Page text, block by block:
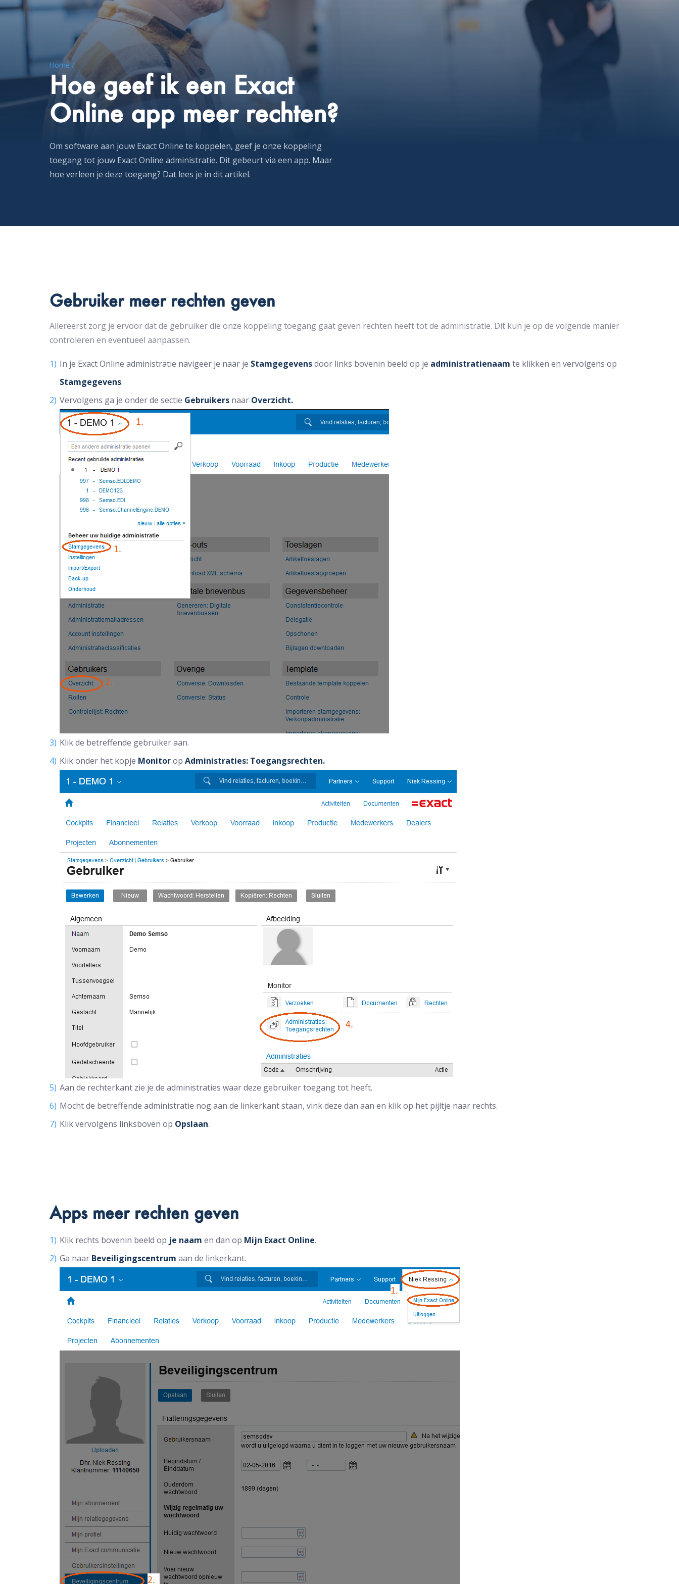
Home /
Hoe geef ik een Exact
Online app meer rechten?
Om software aan jouw Exact Online te koppelen, geef je onze koppeling
toegang tot jouw Exact Online administratie. Dit gebeurt via een app. Maar
hoe verleen je deze toegang? Dat lees je in dit artikel.
Gebruiker meer rechten geven
Allereerst zorg je ervoor dat de gebruiker die onze koppeling toegang gaat geven rechten heeft tot de administratie. Dit kun je op de volgende manier
controleren en eventueel aanpassen.
In je Exact Online administratie navigeer je naar je Stamgegevensdoor links bovenin beeld op je administratienaam te klikken en vervolgens op
Stamgegevens.
Vervolgens ga je onder de sectie Gebruikers naar Overzicht.
Klik de betreffende gebruiker aan.
Klik onder het kopje Monitorop Administraties: Toegangsrechten.
Aan de rechterkant zie je de administraties waar deze gebruiker toegang tot heeft.
Mocht de betreffende administratie nog aan de linkerkant staan, vink deze dan aan en klik op het pijltje naar rechts.
Klik vervolgens linksboven op Opslaan.
Apps meer rechten geven
Klik rechts bovenin beeld op je naam en dan op Mijn Exact Online.
Ga naar Beveiligingscentrum aan de linkerkant.